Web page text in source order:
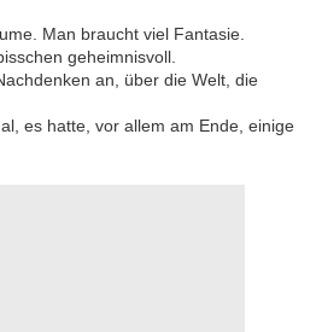
Man braucht viel Fantasie.
geheimnisvoll.
an, über die Welt, die
es hatte, vor allem am Ende, einige